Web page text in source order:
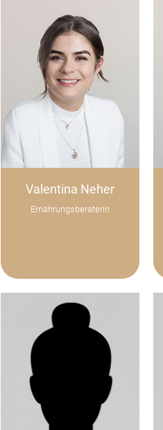
Valentina Neher
Ernährungsberaterin